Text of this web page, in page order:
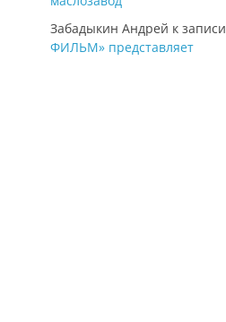
Забадыкин Андрей к записи
ФИЛЬМ» представляет